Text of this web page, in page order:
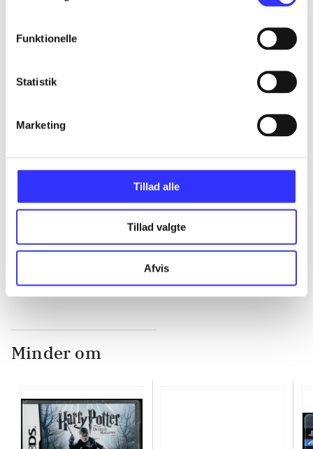
Funktionelle
Statistik
Marketing
Tillad alle
Tillad valgte
Afvis
Artikler
...
...
Minder om